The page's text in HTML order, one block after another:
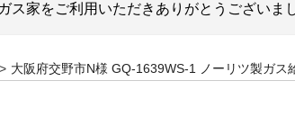
利用いただきありがとうございました
大阪府交野市N様 GQ-1639WS-1 ノーリツ製ガス